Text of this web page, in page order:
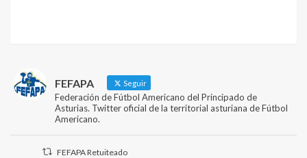
FEFAPA Seguir
Federación de Fútbol Americano del Principado de
Asturias. Twitter oficial de la territorial asturiana de Fútbol
Americano.
FEFAPA Retuiteado